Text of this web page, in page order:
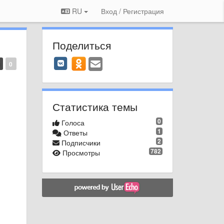
RU Вход / Регистрация
0
Поделиться
Статистика темы
0
Голоса
1
Ответы
2
Подписчики
782
Просмотры